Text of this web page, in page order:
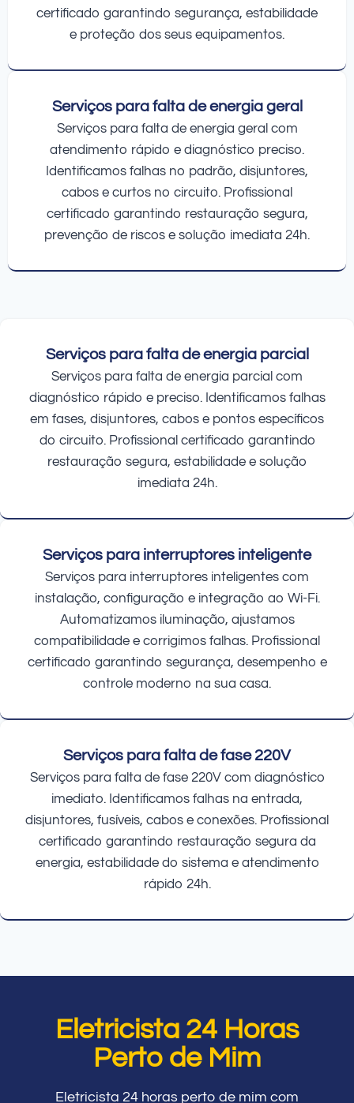
certificado garantindo segurança, estabilidade
e proteção dos seus equipamentos.
Serviços para falta de energia geral
Serviços para falta de energia geral com
atendimento rápido e diagnóstico preciso.
Identificamos falhas no padrão, disjuntores,
cabos e curtos no circuito. Profissional
certificado garantindo restauração segura,
prevenção de riscos e solução imediata 24h.
Serviços para falta de energia parcial
Serviços para falta de energia parcial com
diagnóstico rápido e preciso. Identificamos falhas
em fases, disjuntores, cabos e pontos específicos
do circuito. Profissional certificado garantindo
restauração segura, estabilidade e solução
imediata 24h.
Serviços para interruptores inteligente
Serviços para interruptores inteligentes com
instalação, configuração e integração ao Wi-Fi.
Automatizamos iluminação, ajustamos
compatibilidade e corrigimos falhas. Profissional
certificado garantindo segurança, desempenho e
controle moderno na sua casa.
Serviços para falta de fase 220V
Serviços para falta de fase 220V com diagnóstico
imediato. Identificamos falhas na entrada,
disjuntores, fusíveis, cabos e conexões. Profissional
certificado garantindo restauração segura da
energia, estabilidade do sistema e atendimento
rápido 24h.
Eletricista 24 Horas
Perto de Mim
Eletricista 24 horas perto de mim com